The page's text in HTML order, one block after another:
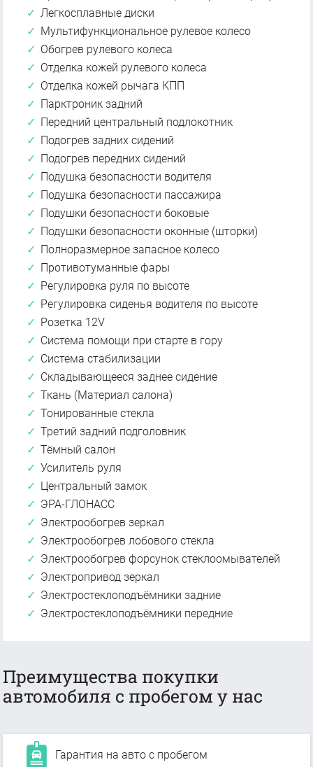
Легкосплавные диски
Мультифункциональное рулевое колесо
Обогрев рулевого колеса
Отделка кожей рулевого колеса
Отделка кожей рычага КПП
Парктроник задний
Передний центральный подлокотник
Подогрев задних сидений
Подогрев передних сидений
Подушка безопасности водителя
Подушка безопасности пассажира
Подушки безопасности боковые
Подушки безопасности оконные (шторки)
Полноразмерное запасное колесо
Противотуманные фары
Регулировка руля по высоте
Регулировка сиденья водителя по высоте
Розетка 12V
Система помощи при старте в гору
Система стабилизации
Складывающееся заднее сидение
Ткань (Материал салона)
Тонированные стекла
Третий задний подголовник
Тёмный салон
Усилитель руля
Центральный замок
ЭРА-ГЛОНАСС
Электрообогрев зеркал
Электрообогрев лобового стекла
Электрообогрев форсунок стеклоомывателей
Электропривод зеркал
Электростеклоподъёмники задние
Электростеклоподъёмники передние
Преимущества покупки
автомобиля с пробегом у нас
Гарантия на авто с пробегом